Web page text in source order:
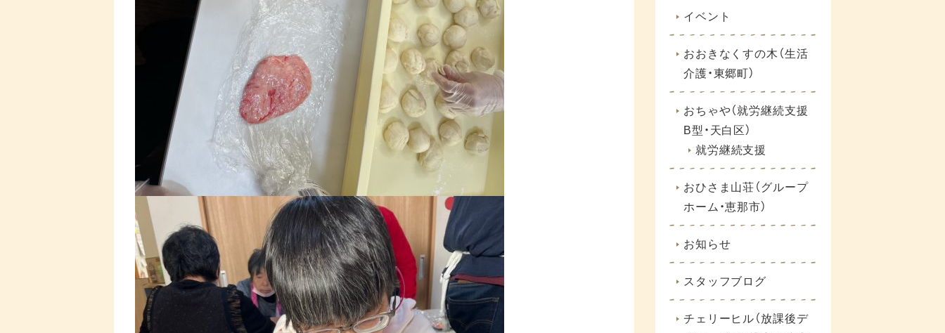
イベント
おおきなくすの木（生活
介護・東郷町）
おちゃや（就労継続支援
B型・天白区）
就労継続支援
おひさま山荘（グループ
ホーム・恵那市）
お知らせ
スタッフブログ
チェリーヒル（放課後デ